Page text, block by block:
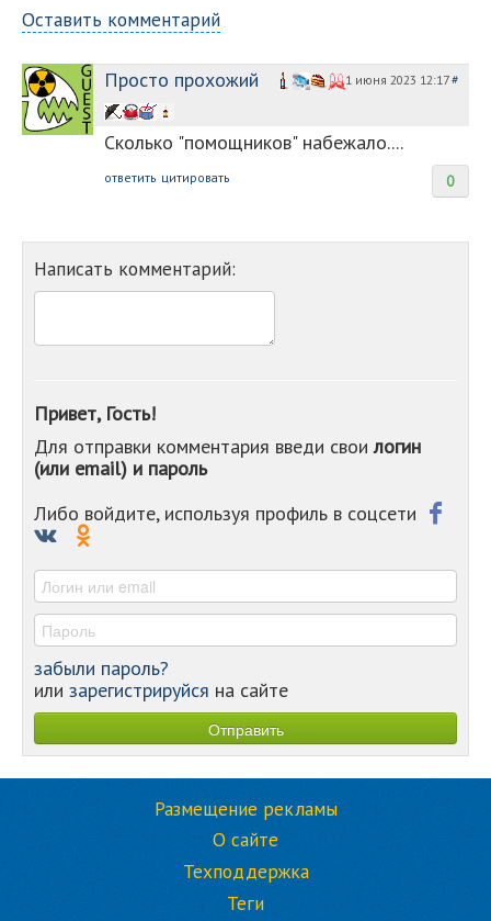
Оставить комментарий
Просто прохожий 1 июня 2023 12:17#
Сколько "помощников" набежало....
0
ответить цитировать
Написать комментарий:
Привет, Гость!
Для отправки комментария введи своилогин
(или email) и пароль
Либо войдите, используя профиль в соцсети
забыли пароль?
или зарегистрируйся на сайте
Размещение рекламы
О сайте
Техподдержка
Теги